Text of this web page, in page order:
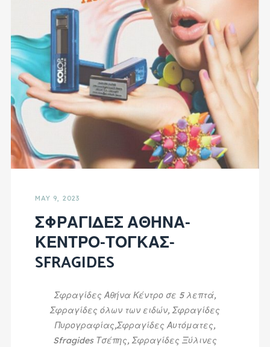
MAY 9, 2023
ΣΦΡΑΓΙΔΕΣ ΑΘΗΝΑ-
ΚΕΝΤΡΟ-ΤΟΓΚΑΣ-
SFRAGIDES
Σφραγίδες Αθήνα Κέντρο σε 5 λεπτά,
Σφραγίδες όλων των ειδών, Σφραγίδες
Πυρογραφίας,Σφραγίδες Αυτόματες,
Sfragides Τσέπης, Σφραγίδες Ξύλινες